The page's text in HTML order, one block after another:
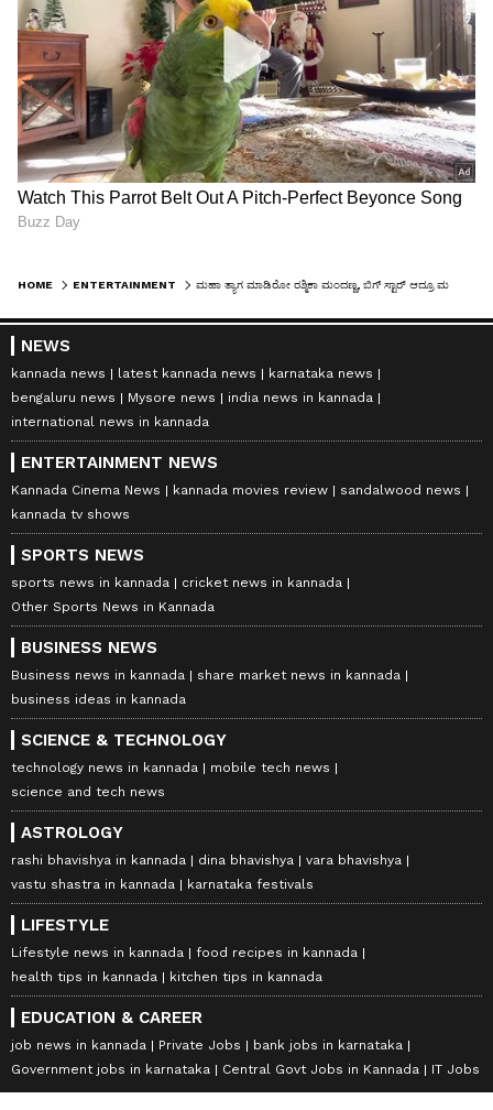
HOME ENTERTAINMENT
NEWS
kannada news latest kannada news
karnataka news
bengaluru news
Mysore news
india news in kannada
international news in kannada
ENTERTAINMENT NEWS
Kannada Cinema News kannada movies review
sandalwood news
kannada tv shows
SPORTS NEWS
sports news in kannada
cricket news in kannada
Other Sports News in Kannada
BUSINESS NEWS
Business news in kannada
share market news in kannada
business ideas in kannada
SCIENCE & TECHNOLOGY
technology news in kannada
mobile tech news
science and tech news
ASTROLOGY
rashi bhavishya in kannada dina bhavishya
vara bhavishya
vastu shastra in kannada
karnataka festivals
LIFESTYLE
Lifestyle news in kannada
food recipes in kannada
health tips in kannada
kitchen tips in kannada
EDUCATION & CAREER
job news in kannada Private Jobs
bank jobs in karnataka
Government jobs in karnataka
Central Govt Jobs in Kannada IT Jobs